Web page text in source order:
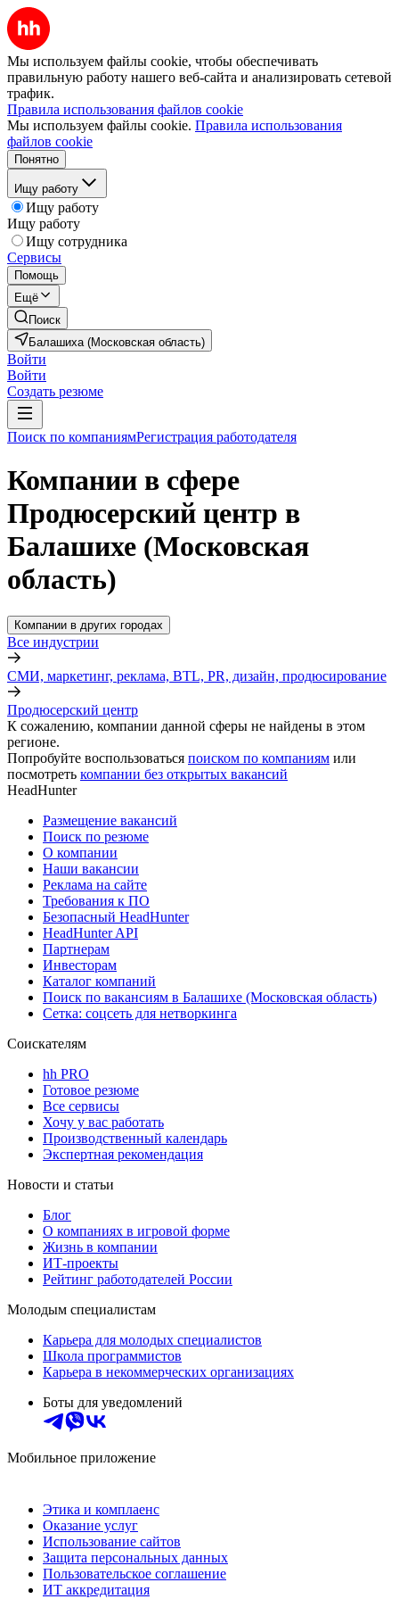
Мы используем файлы cookie, чтобы обеспечивать
правильную работу нашего веб-сайта и анализировать сетевой
трафик.
Правила использования файлов cookie
Мы используем файлы cookie. Правила использования
файлов cookie
Понятно
Ищу работу
Ищу работу
Ищу работу
Ищу сотрудника
Сервисы
Помощь
Ещё
Поиск
Балашиха (Московская область)
Войти
Войти
Создать резюме
Поиск по компаниямРегистрация работодателя
Компании в сфере
Продюсерский центр в
Балашихе (Московская
область)
Компании в других городах
Все индустрии
СМИ, маркетинг, реклама, BTL, PR, дизайн, продюсирование
Продюсерский центр
К сожалению, компании данной сферы не найдены в этом
регионе.
Попробуйте воспользоваться поиском по компаниям или
посмотреть компании без открытых вакансий
HeadHunter
Размещение вакансий
Поиск по резюме
О компании
Наши вакансии
Реклама на сайте
Требования к ПО
Безопасный HeadHunter
HeadHunter API
Партнерам
Инвесторам
Каталог компаний
Поиск по вакансиям в Балашихе (Московская область)
Сетка: соцсеть для нетворкинга
Соискателям
hh PRO
Готовое резюме
Все сервисы
Хочу у вас работать
Производственный календарь
Экспертная рекомендация
Новости и статьи
Блог
О компаниях в игровой форме
Жизнь в компании
ИТ-проекты
Рейтинг работодателей России
Молодым специалистам
Карьера для молодых специалистов
Школа программистов
Карьера в некоммерческих организациях
Боты для уведомлений
Мобильное приложение
Этика и комплаенс
Оказание услуг
Использование сайтов
Защита персональных данных
Пользовательское соглашение
ИТ аккредитация